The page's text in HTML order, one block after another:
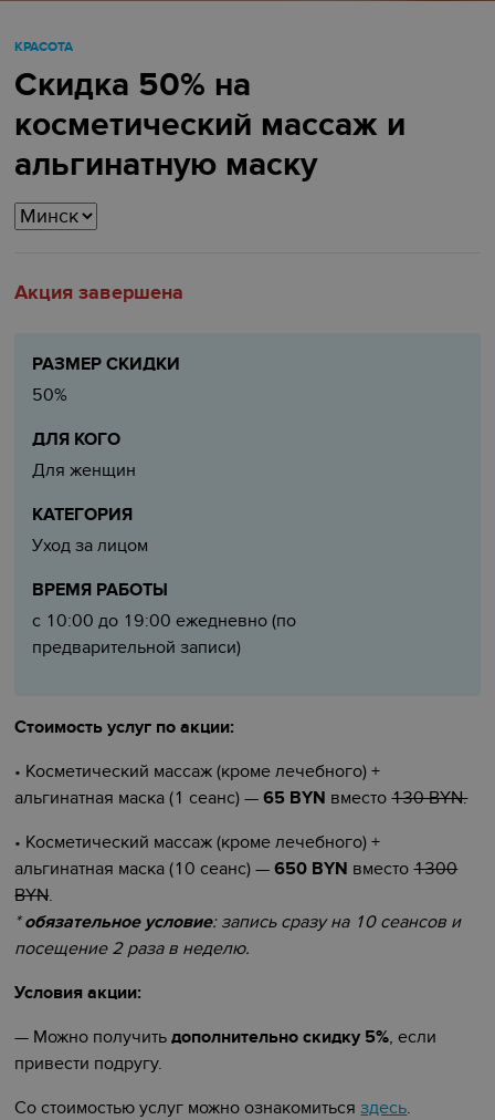
КРАСОТА
Скидка 50% на
косметический массаж и
альгинатную маску
Акция завершена
РАЗМЕР СКИДКИ
50%
ДЛЯ КОГО
Для женщин
КАТЕГОРИЯ
Уход за лицом
ВРЕМЯ РАБОТЫ
с 10:00 до 19:00 ежедневно (по
предварительной записи)
Стоимость услуг по акции:
• Косметический массаж(кроме лечебного) +
альгинатная маска (1 сеанс) —65 BYN вместо130 BYN.
• Косметический массаж(кроме лечебного) +
альгинатная маска (10 сеанс) —650 BYN вместо1300
BYN.
*обязательное условие: запись сразу на 10 сеансов и
посещение 2 раза в неделю.
Условия акции:
— Можно получитьдополнительно скидку 5%, если
привести подругу.
Со стоимостью услуг можно ознакомитьсяздесь.